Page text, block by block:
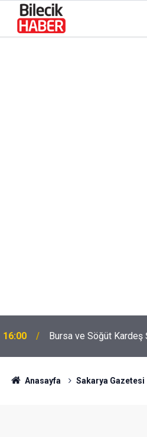
16:00 Bursa ve Söğüt Kardeş
Anasayfa Sakarya Gazetesi